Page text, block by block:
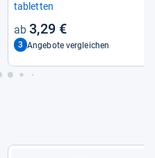
ta­blet­ten
3,29 €
3 Angebote vergleichen